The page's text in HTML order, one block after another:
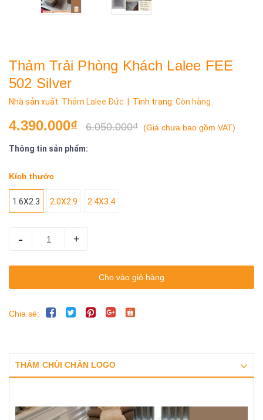
Thảm Trải Phòng Khách Lalee FEE
502 Silver
Nhà sản xuất: Thảm Lalee Đức | Tình trạng: Còn hàng
4.390.000₫ 6.050.000₫ (Giá chưa bao gồm VAT)
Thông tin sản phẩm:
Kích thước
1.6X2.3 2.0X2.9 2.4X3.4
- +
Cho vào giỏ hàng
Chia sẻ:
THẢM CHÙI CHÂN LOGO